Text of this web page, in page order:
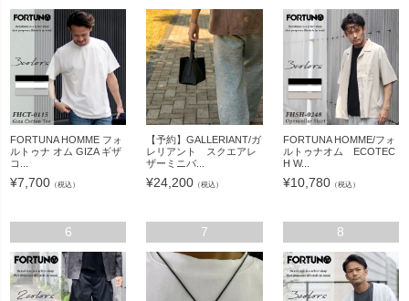
FORTUNA HOMME フォ
ルトゥナ オム GIZA ギザ
コ...
¥7,700 （税込）
【予約】GALLERIANT/ガ
レリアント スクエアレ
ザーミニバ...
¥24,200 （税込）
FORTUNA HOMME/フォ
ルトゥナオム ECOTEC
H W...
¥10,780（税込）
6 7 8